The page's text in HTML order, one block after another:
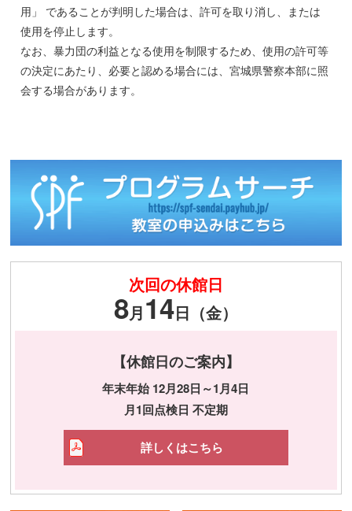
用」 であることが判明した場合は、許可を取り消し、または
使用を停止します。
なお、暴力団の利益となる使用を制限するため、使用の許可等
の決定にあたり、必要と認める場合には、宮城県警察本部に照
会する場合があります。
次回の休館日
8月14日（金）
【休館日のご案内】
年末年始 12月28日～1月4日
月1回点検日 不定期
詳しくはこちら